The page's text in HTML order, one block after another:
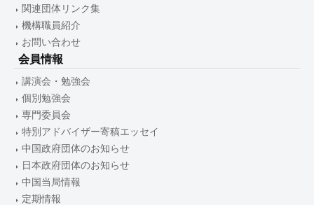
関連団体リンク集
機構職員紹介
お問い合わせ
会員情報
講演会・勉強会
個別勉強会
専門委員会
特別アドバイザー寄稿エッセイ
中国政府団体のお知らせ
日本政府団体のお知らせ
中国当局情報
定期情報